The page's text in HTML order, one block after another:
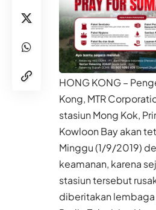
HONG KONG –
Kong, MTR
stasiun Mong Kok,
Kowloon Bay akan
Minggu (1/9/2019)
keamanan, karena
stasiun tersebut
diberitakan